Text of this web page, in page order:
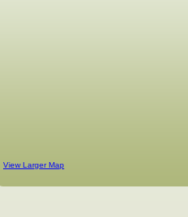
View Larger Map